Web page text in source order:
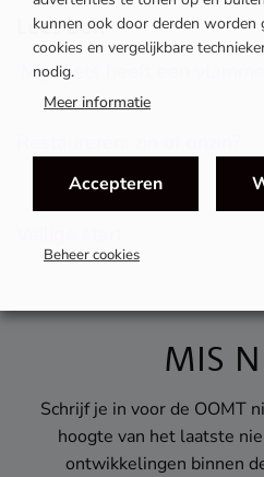
Elektrificatie
MEI
Samenwerken
Lees ook
‘Mijn fiets heeft een
MIS
Schrijf je in voor de OOMT
hoogte van het laatste
ontwikkelingen binnen
kunnen ook door derden worden
cookies en vergelijkbare
nodig.
Meer informatie
Accepteren
Beheer cookies